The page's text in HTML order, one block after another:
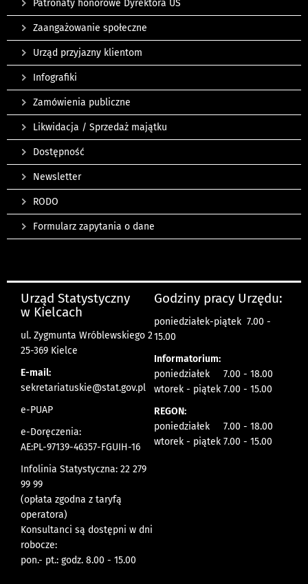
Patronaty honorowe Dyrektora US
Zaangażowanie społeczne
Urząd przyjazny klientom
Infografiki
Zamówienia publiczne
Likwidacja / Sprzedaż majątku
Dostępność
Newsletter
RODO
Formularz zapytania o dane
Urząd Statystyczny
w Kielcach
ul. Zygmunta Wróblewskiego 2
25-369 Kielce
E-mail:
sekretariatuskie@stat.gov.pl
e-PUAP
e-Doręczenia:
AE:PL-97139-46357-FGUIH-16
Infolinia Statystyczna: 22 279
99 99
(opłata zgodna z taryfą
operatora)
Konsultanci są dostępni w dni
robocze:
pon.- pt.: godz. 8.00 - 15.00
Godziny pracy Urzędu:
poniedziałek-piątek 7.00 -
15.00
Informatorium:
poniedziałek 7.00 - 18.00
wtorek - piątek 7.00 - 15.00
REGON:
poniedziałek 7.00 - 18.00
wtorek - piątek 7.00 - 15.00